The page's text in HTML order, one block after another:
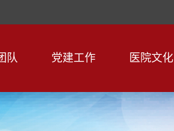
队 党建工作 医院文化